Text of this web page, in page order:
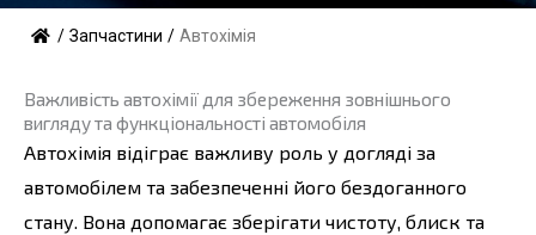
а
/ Запчастини / Автохімія
Важливість автохімії для збереження зовнішнього
вигляду та функціональності автомобіля
Автохімія відіграє важливу роль у догляді за
автомобілем та забезпеченні його бездоганного
стану. Вона допомагає зберігати чистоту, блиск та